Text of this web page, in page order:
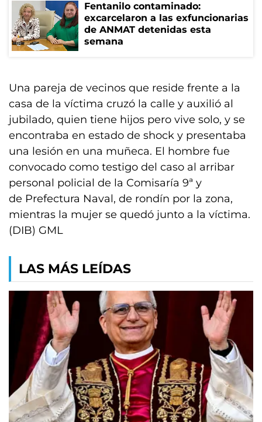
Fentanilo contaminado:
excarcelaron a las exfuncionarias
de ANMAT detenidas esta
semana
Una pareja de vecinos que reside frente a la
casa de la víctima cruzó la calle y auxilió al
jubilado, quien tiene hijos pero vive solo, y se
encontraba en estado de shock y presentaba
una lesión en una muñeca. El hombre fue
convocado como testigo del caso al arribar
personal policial de la Comisaría 9ª y
de Prefectura Naval, de rondín por la zona,
mientras la mujer se quedó junto a la víctima.
(DIB) GML
LAS MÁS LEÍDAS